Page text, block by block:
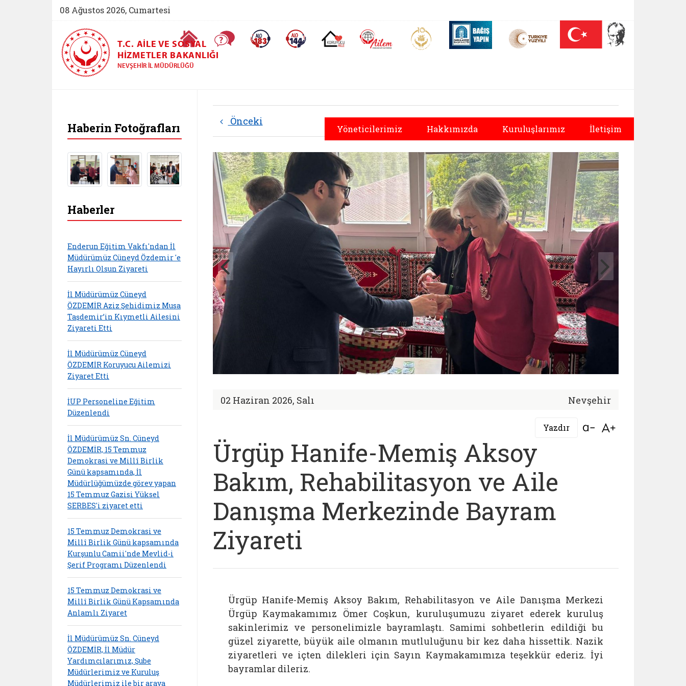
08 Ağustos 2026, Cumartesi
Ana Sayfa Sıkça Sorulan SorularAlo 183 (yeni sekmede açılır)Alo 144 (yeni sekmede açılır)Koruyucu Aile (yeni sekmede açılır)
AİLEM İletişim Merkezi (yeni sekmede açılır)
Aile ve Nüfus On Yılı (yeni sekmede açılır)Darülaceze bağış sayfası (yeni sekmede açılır)
T.C. AILE VE SOSYAL
HIZMETLER BAKANLIĞI
NEVŞEHIR İL MÜDÜRLÜĞÜ
Yöneticilerimiz Hakkımızda Kuruluşlarımız İletişim
Önceki Sonraki
02 Haziran 2026, Salı Nevşehir
Yazdır Bağlantıyı aç
Ürgüp Hanife-Memiş Aksoy
Bakım, Rehabilitasyon ve Aile
Danışma Merkezinde Bayram
Ziyareti
Ürgüp Hanife-Memiş Aksoy Bakım, Rehabilitasyon ve Aile Danışma Merkezi
Ürgüp Kaymakamımız Ömer Coşkun, kuruluşumuzu ziyaret ederek kuruluş
sakinlerimiz ve personelimizle bayramlaştı. Samimi sohbetlerin edildiği bu
güzel ziyarette, büyük aile olmanın mutluluğunu bir kez daha hissettik. Nazik
ziyaretleri ve içten dilekleri için Sayın Kaymakamımıza teşekkür ederiz. İyi
bayramlar dileriz.
Haberin Fotoğrafları
Haberler
Enderun Eğitim Vakfı'ndan İl
Müdürümüz Cüneyd Özdemir 'e
Hayırlı Olsun Ziyareti
İl Müdürümüz Cüneyd
ÖZDEMİR Aziz Şehidimiz Musa
Taşdemir’in Kıymetli Ailesini
Ziyareti Etti
İl Müdürümüz Cüneyd
ÖZDEMİR Koruyucu Ailemizi
Ziyaret Etti
İUP Personeline Eğitim
Düzenlendi
İl Müdürümüz Sn. Cüneyd
ÖZDEMİR, 15 Temmuz
Demokrasi ve Millî Birlik
Günü kapsamında, İl
Müdürlüğümüzde görev yapan
15 Temmuz Gazisi Yüksel
SERBES'i ziyaret etti
15 Temmuz Demokrasi ve
Millî Birlik Günü kapsamında
Kurşunlu Camii'nde Mevlid-i
Şerif Programı Düzenlendi
15 Temmuz Demokrasi ve
Millî Birlik Günü Kapsamında
Anlamlı Ziyaret
İl Müdürümüz Sn. Cüneyd
ÖZDEMİR, İl Müdür
Yardımcılarımız, Şube
Müdürlerimiz ve Kuruluş
Müdürlerimiz ile bir araya